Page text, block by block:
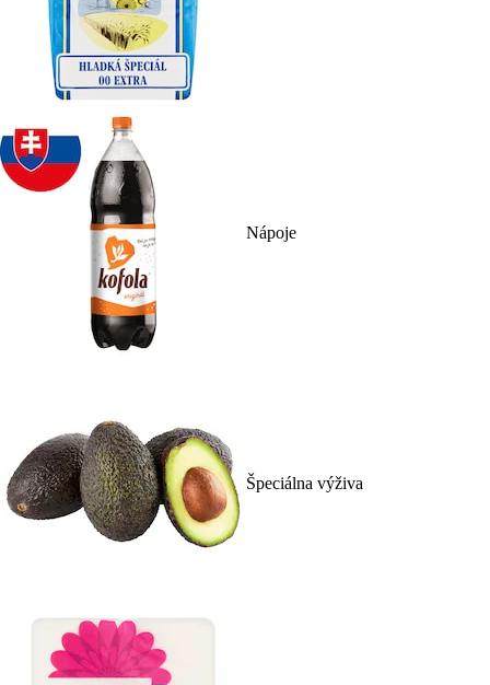
Nápoje
Špeciálna výživa